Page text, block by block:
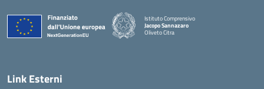
Istituto Comprensivo
Jacopo Sannazaro
Oliveto Citra
Link Esterni